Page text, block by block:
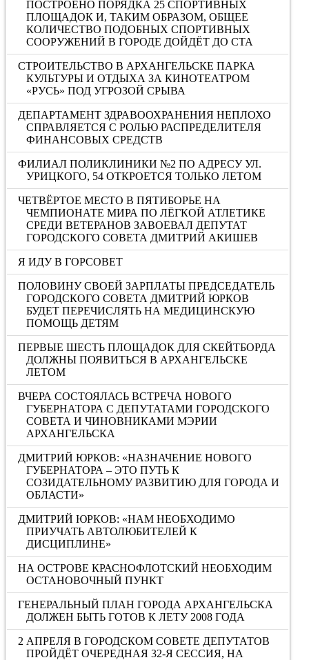
ПОСТРОЕНО ПОРЯДКА 25 СПОРТИВНЫХ
ПЛОЩАДОК И, ТАКИМ ОБРАЗОМ, ОБЩЕЕ
КОЛИЧЕСТВО ПОДОБНЫХ СПОРТИВНЫХ
СООРУЖЕНИЙ В ГОРОДЕ ДОЙДЁТ ДО СТА
СТРОИТЕЛЬСТВО В АРХАНГЕЛЬСКЕ ПАРКА
КУЛЬТУРЫ И ОТДЫХА ЗА КИНОТЕАТРОМ
«РУСЬ» ПОД УГРОЗОЙ СРЫВА
ДЕПАРТАМЕНТ ЗДРАВООХРАНЕНИЯ НЕПЛОХО
СПРАВЛЯЕТСЯ С РОЛЬЮ РАСПРЕДЕЛИТЕЛЯ
ФИНАНСОВЫХ СРЕДСТВ
ФИЛИАЛ ПОЛИКЛИНИКИ №2 ПО АДРЕСУ УЛ.
УРИЦКОГО, 54 ОТКРОЕТСЯ ТОЛЬКО ЛЕТОМ
ЧЕТВЁРТОЕ МЕСТО В ПЯТИБОРЬЕ НА
ЧЕМПИОНАТЕ МИРА ПО ЛЁГКОЙ АТЛЕТИКЕ
СРЕДИ ВЕТЕРАНОВ ЗАВОЕВАЛ ДЕПУТАТ
ГОРОДСКОГО СОВЕТА ДМИТРИЙ АКИШЕВ
Я ИДУ В ГОРСОВЕТ
ПОЛОВИНУ СВОЕЙ ЗАРПЛАТЫ ПРЕДСЕДАТЕЛЬ
ГОРОДСКОГО СОВЕТА ДМИТРИЙ ЮРКОВ
БУДЕТ ПЕРЕЧИСЛЯТЬ НА МЕДИЦИНСКУЮ
ПОМОЩЬ ДЕТЯМ
ПЕРВЫЕ ШЕСТЬ ПЛОЩАДОК ДЛЯ СКЕЙТБОРДА
ДОЛЖНЫ ПОЯВИТЬСЯ В АРХАНГЕЛЬСКЕ
ЛЕТОМ
ВЧЕРА СОСТОЯЛАСЬ ВСТРЕЧА НОВОГО
ГУБЕРНАТОРА С ДЕПУТАТАМИ ГОРОДСКОГО
СОВЕТА И ЧИНОВНИКАМИ МЭРИИ
АРХАНГЕЛЬСКА
ДМИТРИЙ ЮРКОВ: «НАЗНАЧЕНИЕ НОВОГО
ГУБЕРНАТОРА – ЭТО ПУТЬ К
СОЗИДАТЕЛЬНОМУ РАЗВИТИЮ ДЛЯ ГОРОДА И
ОБЛАСТИ»
ДМИТРИЙ ЮРКОВ: «НАМ НЕОБХОДИМО
ПРИУЧАТЬ АВТОЛЮБИТЕЛЕЙ К
ДИСЦИПЛИНЕ»
НА ОСТРОВЕ КРАСНОФЛОТСКИЙ НЕОБХОДИМ
ОСТАНОВОЧНЫЙ ПУНКТ
ГЕНЕРАЛЬНЫЙ ПЛАН ГОРОДА АРХАНГЕЛЬСКА
ДОЛЖЕН БЫТЬ ГОТОВ К ЛЕТУ 2008 ГОДА
2 АПРЕЛЯ В ГОРОДСКОМ СОВЕТЕ ДЕПУТАТОВ
ПРОЙДЁТ ОЧЕРЕДНАЯ 32-Я СЕССИЯ, НА